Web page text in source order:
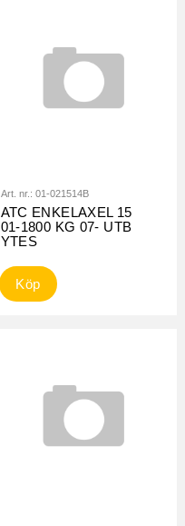
Art. nr.: 01-021514B
ATC ENKELAXEL 15
01-1800 KG 07- UTB
YTES
Köp